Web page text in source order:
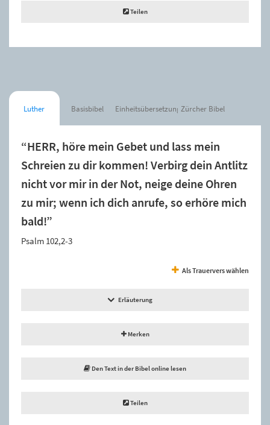
Teilen
Luther Basisbibel Einheitsübersetzung Zürcher Bibel
“HERR, höre mein Gebet und lass mein
Schreien zu dir kommen! Verbirg dein Antlitz
nicht vor mir in der Not, neige deine Ohren
zu mir; wenn ich dich anrufe, so erhöre mich
bald!”
Psalm 102,2-3
Als Trauervers wählen
Erläuterung
Merken
Den Text in der Bibel online lesen
Teilen